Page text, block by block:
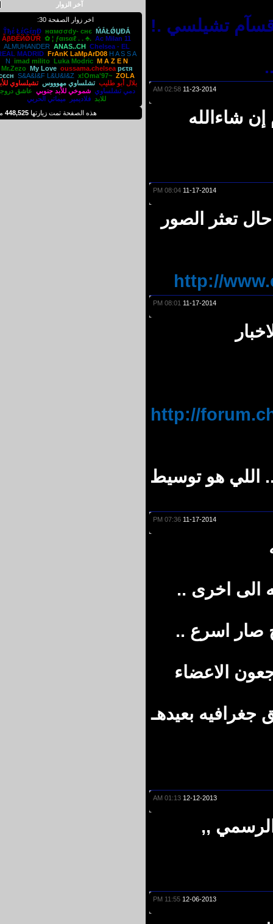
تشيلسي .!
11-23-2014
02:58 AM
شاءالله
11-17-2014
08:04 PM
تعثر الصور
http://
11-17-2014
08:01 PM
http://
هو توسيط
11-17-2014
07:36 PM
الى اخرى ..
اسرع ..
الاعضاء
بعيدهـ
12-12-2013
01:13 AM
,,
12-06-2013
11:55 PM
آخر الزوار
اخر زوار الصفحة 30:
Ťђέ ŁέĢέŋĐ нαмσσdy- cнє ḾẮŁǾЏĐẮ
ẪβĐẼЙǾỮŘ ✿ ¦ ƒαιѕαℓ . . ♣. Ac Milan 11
ALMUHANDER ANAS..CH Chelsea -
REAL MADRID FrAnK LaMpArD08 H A S S A
N imad milito Luka Modric
M A Z E N
Mr.Zezo My Love oussama.chelsea pєτя
сєсн S&A&I&F L&U&I&Z x!Oma'97~ ZOLA
بلال أبو طليب تشلساوي مهوووس تشيلساوي للأبد
دمي تشلساوي شموخي للأبد جنوبي عاشق دروجبا
فلاديمير ميماتي الحربي
هذه الصفحة تمت زيارتها448,525مرة